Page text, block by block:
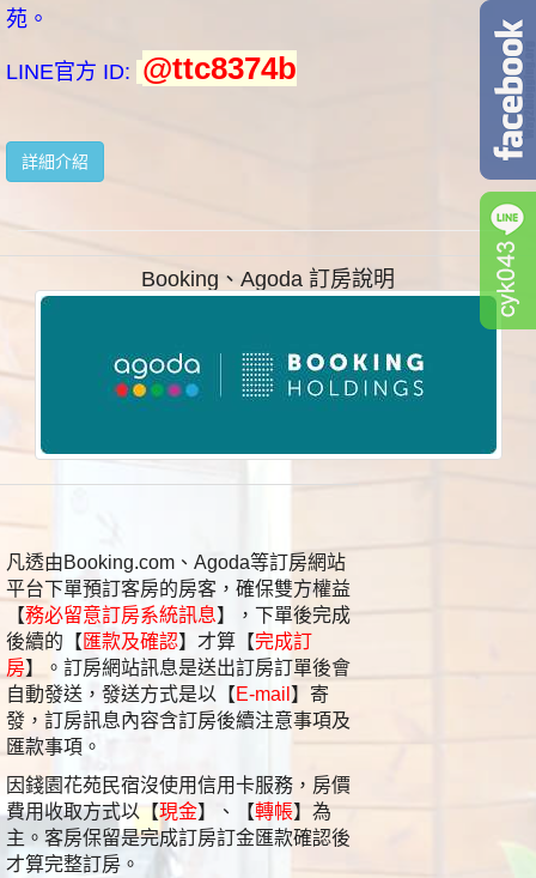
苑。
LINE官方 ID: @ttc8374b
詳細介紹
Booking、Agoda 訂房說明
凡透由Booking.com、Agoda等訂房網站
平台下單預訂客房的房客，確保雙方權益
【務必留意訂房系統訊息】，下單後完成
後續的【 匯款及確認】才算【完成訂
房】。訂房網站訊息是送出訂房訂單後會
自動發送，發送方式是以【E-mail 】寄
發，訂房訊息內容含訂房後續注意事項及
匯款事項。
因錢園花苑民宿沒使用信用卡服務，房價
費用收取方式以【現金】、【轉帳】為
主。 客房保留是完成訂房訂金匯款確認後
才算完整訂房。